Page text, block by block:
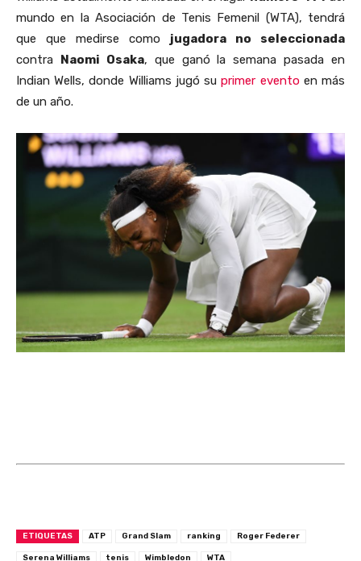
mundo en la Asociación de Tenis Femenil (WTA), tendrá
que que medirse como jugadora no seleccionada
contra Naomi Osaka, que ganó la semana pasada en
Indian Wells, donde Williams jugó su primer evento en más
de un año.
ETIQUETAS ATP Grand Slam ranking Roger Federer
Serena Williams tenis Wimbledon WTA